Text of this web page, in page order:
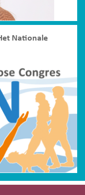
Nationale